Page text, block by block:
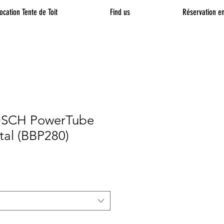
Tente de Toit Find us Réservation
PowerTube
(BBP280)